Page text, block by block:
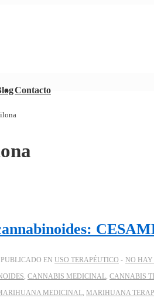
Contacto
PUBLICADO EN USO TERAPÉUTICO NO HAY
, CANNABIS MEDICINAL, CANNABIS
MEDICINAL, MARIHUANA